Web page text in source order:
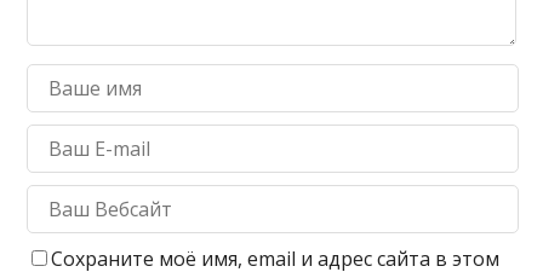
Сохраните моё имя, email и адрес сайта в этом